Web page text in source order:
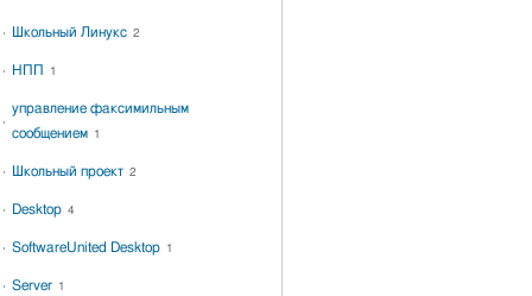
Школьный Линукс 2
НПП 1
управление факсимильным
сообщением 1
Школьный проект 2
Desktop 4
SoftwareUnited Desktop 1
Server 1